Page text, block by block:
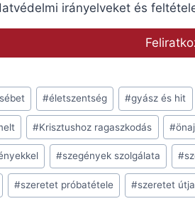
irányelveket és
#életszentség #gyász és hit
#Krisztushoz ragaszkodás #
#szegények szolgálata #
#szeretet próbatétele #szeretet útja